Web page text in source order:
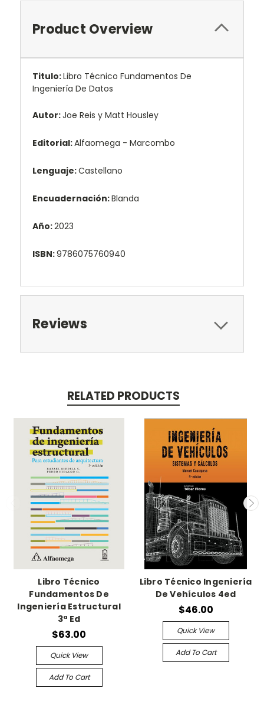
Product Overview
Titulo:Libro Técnico Fundamentos De
Ingeniería De Datos
Autor:Joe Reis y Matt Housley
Editorial:Alfaomega - Marcombo
Lenguaje:Castellano
Encuadernación:Blanda
Año:2023
ISBN:9786075760940
Reviews
RELATED PRODUCTS
Libro Técnico
Fundamentos De
Ingeniería Estructural
3ª Ed
$63.00
Quick View
Add To Cart
Libro Técnico Ingeniería
De Vehículos 4ed
$46.00
Quick View
Add To Cart